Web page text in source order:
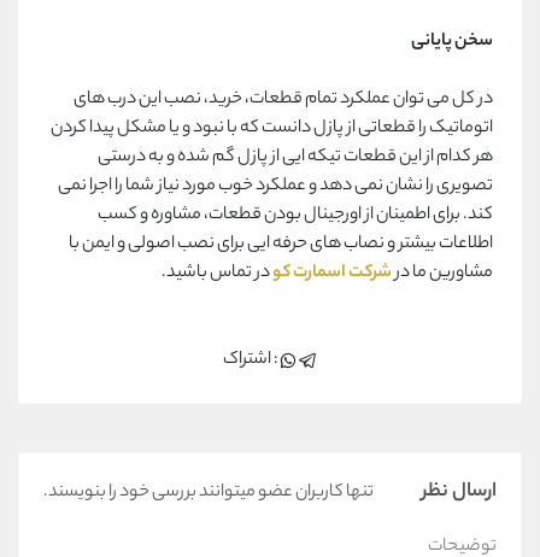
سخن پایانی
در کل می توان عملکرد تمام قطعات، خرید، نصب این درب های
اتوماتیک را قطعاتی از پازل دانست که با نبود و یا مشکل پیدا کردن
هر کدام از این قطعات تیکه ایی از پازل گم شده و به درستی
تصویری را نشان نمی دهد و عملکرد خوب مورد نیاز شما را اجرا نمی
کند. برای اطمینان از اورجینال بودن قطعات، مشاوره و کسب
اطلاعات بیشتر و نصاب های حرفه ایی برای نصب اصولی و ایمن با
مشاورین ما درشرکت اسمارت کودر تماس باشید.
: اشتراک
ارسال نظر
تنها کاربران عضو میتوانند بررسی خود را بنویسند.
توضیحات